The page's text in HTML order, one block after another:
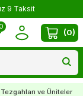
9 Taksit
0
(0)
Tezgahları ve Üniteler